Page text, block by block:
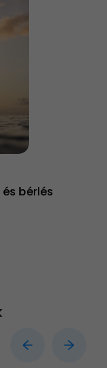
bérlés